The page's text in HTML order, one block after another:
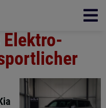
Elektro-